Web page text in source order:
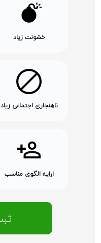
خشونت زیاد
ناهنجاری اجتماعی زیاد
ارایه الگوی مناسب